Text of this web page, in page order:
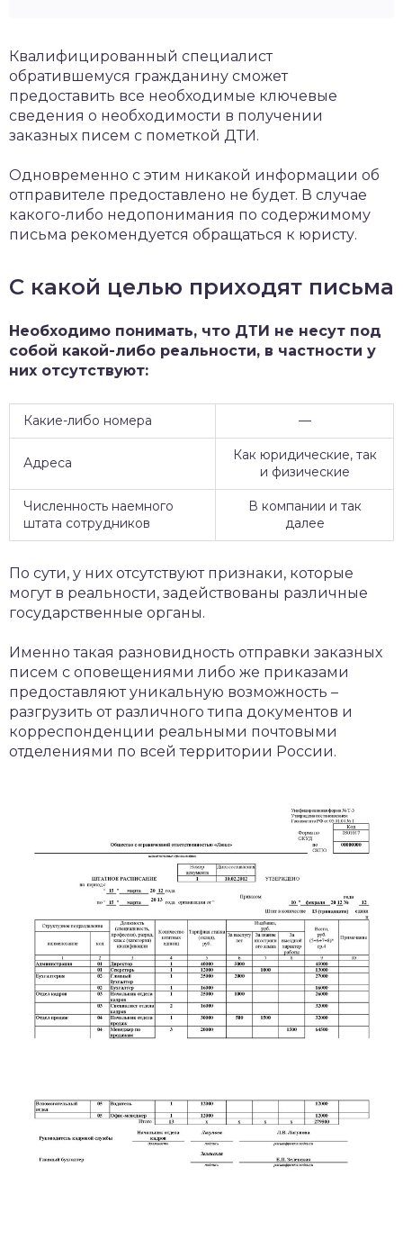
Квалифицированный специалист
обратившемуся гражданину сможет
предоставить все необходимые ключевые
сведения о необходимости в получении
заказных писем с пометкой ДТИ.
Одновременно с этим никакой информации об
отправителе предоставлено не будет. В случае
какого-либо недопонимания по содержимому
письма рекомендуется обращаться к юристу.
С какой целью приходят письма
Необходимо понимать, что ДТИ не несут под
собой какой-либо реальности, в частности у
них отсутствуют:
Какие-либо номера —
Адреса
Как юридические, так
и физические
Численность наемного
штата сотрудников
В компании и так
далее
По сути, у них отсутствуют признаки, которые
могут в реальности, задействованы различные
государственные органы.
Именно такая разновидность отправки заказных
писем с оповещениями либо же приказами
предоставляют уникальную возможность –
разгрузить от различного типа документов и
корреспонденции реальными почтовыми
отделениями по всей территории России.